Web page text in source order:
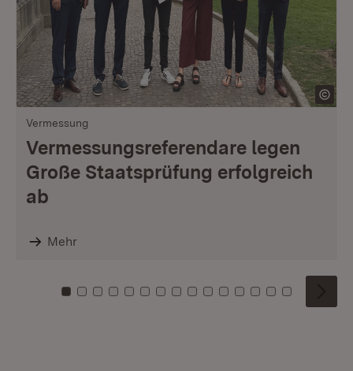
Vermessung
Vermessungsreferendare legen
Große Staatsprüfung erfolgreich
ab
Mehr
Zu Kachel: 0
Zu Kachel: 1
Zu Kachel: 2
Zu Kachel: 3
Zu Kachel: 4
Zu Kachel: 5
Zu Kachel: 6
Zu Kachel: 7
Zu Kachel: 8
Zu Kachel: 9
Zu Kachel: 10
Zu Kachel: 11
Zu Kachel: 12
Zu Kachel:
Zu